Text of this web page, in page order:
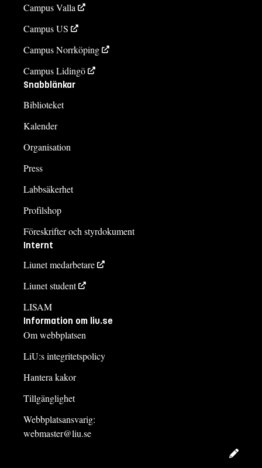
Campus Valla
Campus US
Campus Norrköping
Campus Lidingö
Snabblänkar
Biblioteket
Kalender
Organisation
Press
Labbsäkerhet
Profilshop
Föreskrifter och styrdokument
Internt
Liunet medarbetare
Liunet student
LISAM
Information om liu.se
Om webbplatsen
LiU:s integritetspolicy
Hantera kakor
Tillgänglighet
Webbplatsansvarig:
webmaster@liu.se